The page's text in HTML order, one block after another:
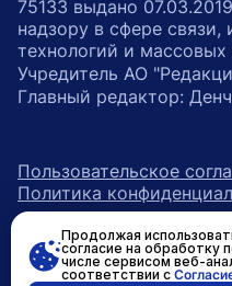
75133 выдано
надзору в сфере
технологий и
Учредитель АО
Главный редактор:
Пользовательское
Политика
возрастное
Продолжая
согласие на обработку
числе сервисом веб-
соответствии с